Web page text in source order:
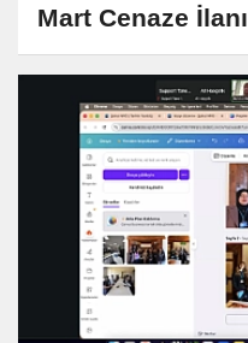
Mart Cenaze İlanı